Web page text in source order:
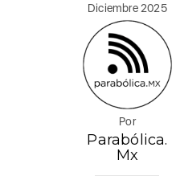
Diciembre 2025
Por
Parabólica.
Mx